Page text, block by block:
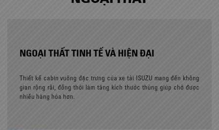
NGOẠI THẤT TINH TẾ VÀ HIỆN ĐẠI
Thiết kế cabin vuông đặc trưng của xe tải ISUZU mang đến không
gian rộng rãi, đồng thời làm tăng kích thước thùng giúp chở được
nhiều hàng hóa hơn.